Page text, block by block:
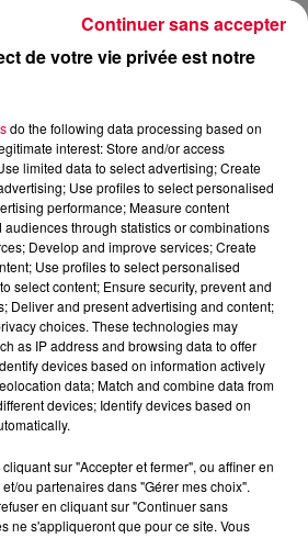
FLOPS DE LA PLANÈTE ÉLECTRO : LES
de votre vie privée est notre
do the following data processing based on
interest: Store and/or access
limited data to select advertising; Create
Use profiles to select personalised
performance; Measure content
through statistics or combinations
Develop and improve services; Create
Use profiles to select personalised
select content; Ensure security, prevent and
Deliver and present advertising and content;
choices. These technologies may
as IP address and browsing data to offer
devices based on information actively
data; Match and combine data from
devices; Identify devices based on
sur "Accepter et fermer", ou affiner en
ou partenaires dans "Gérer mes choix".
en cliquant sur "Continuer sans
ne s'appliqueront que pour ce site. Vous
Continuer sans accepter